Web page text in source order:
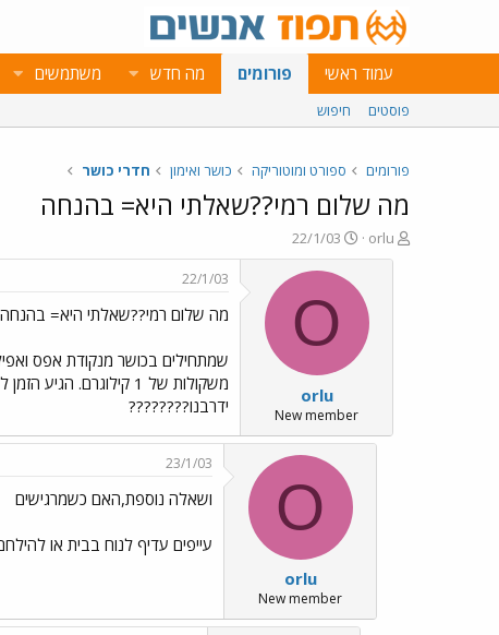
עמוד ראשי פורומים מה חדש משתמשים
פוסטים חיפוש
פורומים ספורט ומוטוריקה כושר ואימון חדרי כושר
מה שלום רמי??שאלתי היא= בהנחה
פ
ו
orlu
פ
ו
ר
ם
ב
א
י
ך
22/1/03
O
orlu
New member
22/1/03
מה שלום רמי??שאלתי היא= בהנחה
שמתחילים בכושר מנקודת אפס
משקולות של 1
ידרבנו????????
O
orlu
New member
23/1/03
ושאלה נוספת,האם כשמרגישים
עייפים עדיף לנוח בבית או